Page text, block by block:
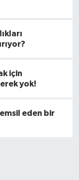
için
yok!
eden bir